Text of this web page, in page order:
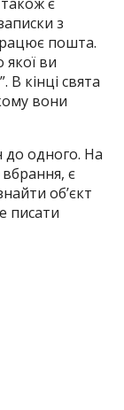
з
пошта.
якої ви
кінці свята
вони
до одного. На
є
об’єкт
писати